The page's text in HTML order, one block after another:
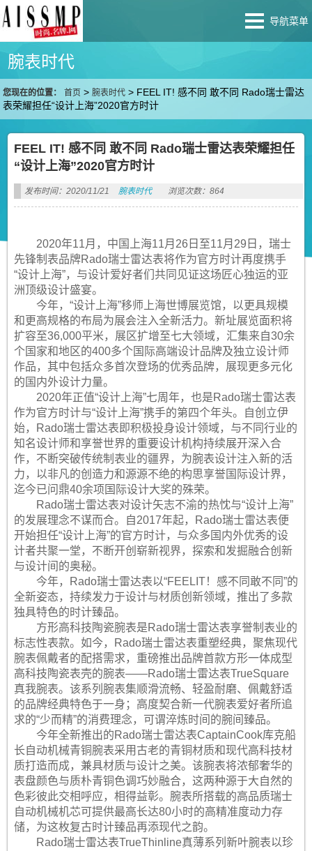
导航菜单
腕表时代
您现在的位置： 首页 >腕表时代 > FEEL IT! 感不同 敢不同 Rado瑞士雷达
表荣耀担任“设计上海”2020官方时计
FEEL IT! 感不同 敢不同 Rado瑞士雷达表荣耀担任
“设计上海”2020官方时计
发布时间：2020/11/21 腕表时代 浏览次数：864
2020年11月，中国上海11月26日至11月29日，瑞士
先锋制表品牌Rado瑞士雷达表将作为官方时计再度携手
“设计上海”，与设计爱好者们共同见证这场匠心独运的亚
洲顶级设计盛宴。
今年，“设计上海”移师上海世博展览馆，以更具规模
和更高规格的布局为展会注入全新活力。新址展览面积将
扩容至36,000平米，展区扩增至七大领域，汇集来自30余
个国家和地区的400多个国际高端设计品牌及独立设计师
作品，其中包括众多首次登场的优秀品牌，展现更多元化
的国内外设计力量。
2020年正值“设计上海”七周年，也是Rado瑞士雷达表
作为官方时计与“设计上海”携手的第四个年头。自创立伊
始，Rado瑞士雷达表即积极投身设计领域，与不同行业的
知名设计师和享誉世界的重要设计机构持续展开深入合
作，不断突破传统制表业的疆界，为腕表设计注入新的活
力，以非凡的创造力和源源不绝的构思享誉国际设计界，
迄今已问鼎40余项国际设计大奖的殊荣。
Rado瑞士雷达表对设计矢志不渝的热忱与“设计上海”
的发展理念不谋而合。自2017年起，Rado瑞士雷达表便
开始担任“设计上海”的官方时计，与众多国内外优秀的设
计者共聚一堂，不断开创崭新视界，探索和发掘融合创新
与设计间的奥秘。
今年，Rado瑞士雷达表以“FEELIT！感不同敢不同”的
全新姿态，持续发力于设计与材质创新领域，推出了多款
独具特色的时计臻品。
方形高科技陶瓷腕表是Rado瑞士雷达表享誉制表业的
标志性表款。如今，Rado瑞士雷达表重塑经典，聚焦现代
腕表佩戴者的配搭需求，重磅推出品牌首款方形一体成型
高科技陶瓷表壳的腕表——Rado瑞士雷达表TrueSquare
真我腕表。该系列腕表集顺滑流畅、轻盈耐磨、佩戴舒适
的品牌经典特色于一身；高度契合新一代腕表爱好者所追
求的“少而精”的消费理念，可谓淬炼时间的腕间臻品。
今年全新推出的Rado瑞士雷达表CaptainCook库克船
长自动机械青铜腕表采用古老的青铜材质和现代高科技材
质打造而成，兼具材质与设计之美。该腕表将浓郁奢华的
表盘颜色与质朴青铜色调巧妙融合，这两种源于大自然的
色彩彼此交相呼应，相得益彰。腕表所搭载的高品质瑞士
自动机械机芯可提供最高长达80小时的高精准度动力存
储，为这枚复古时计臻品再添现代之韵。
Rado瑞士雷达表TrueThinline真薄系列新叶腕表以珍